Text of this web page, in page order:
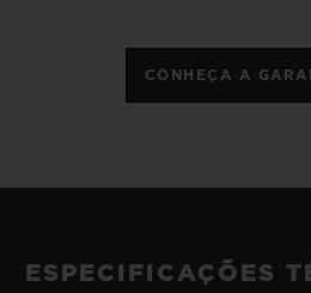
CONHEÇA A
ESPECIFICAÇÕES